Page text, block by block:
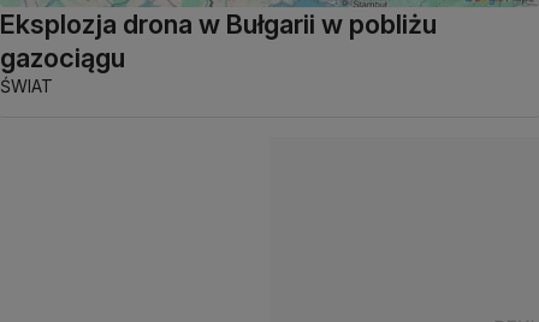
Eksplozja drona w Bułgarii w pobliżu
gazociągu
ŚWIAT